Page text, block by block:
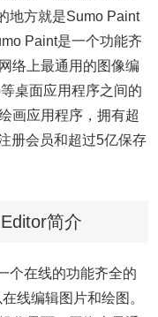
地方就是Sumo Paint
Paint是一个功能齐
络上最通用的图像编
桌面应用程序之间的
画应用程序，拥有超
册会员和超过5亿保存
简介
个在线的功能齐全的
线编辑图片和绘图。